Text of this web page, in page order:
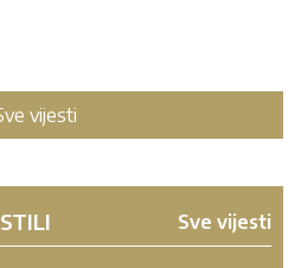
vijesti
Sve vijesti